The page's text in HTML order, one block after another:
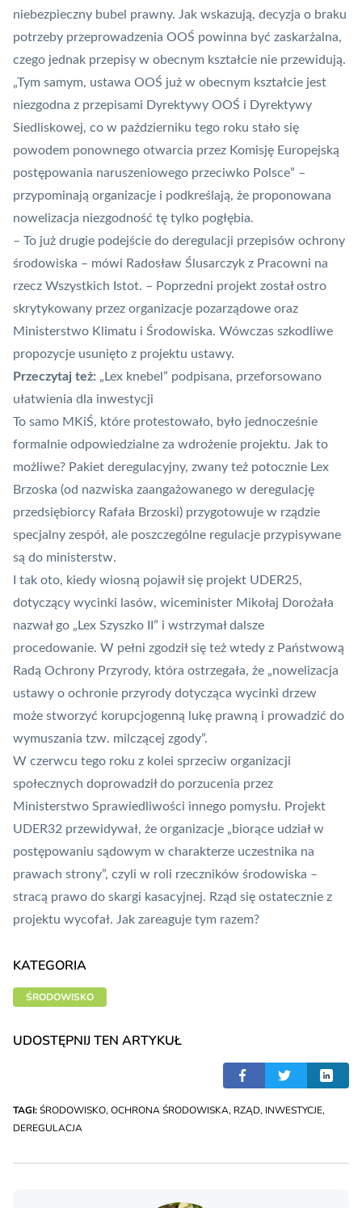
niebezpieczny bubel prawny. Jak wskazują, decyzja o braku
potrzeby przeprowadzenia OOŚ powinna być zaskarżalna,
czego jednak przepisy w obecnym kształcie nie przewidują.
„Tym samym, ustawa OOŚ już w obecnym kształcie jest
niezgodna z przepisami Dyrektywy OOŚ i Dyrektywy
Siedliskowej, co w październiku tego roku stało się
powodem ponownego otwarcia przez Komisję Europejską
postępowania naruszeniowego przeciwko Polsce” –
przypominają organizacje i podkreślają, że proponowana
nowelizacja niezgodność tę tylko pogłębia.
– To już drugie podejście do deregulacji przepisów ochrony
środowiska – mówi Radosław Ślusarczyk z Pracowni na
rzecz Wszystkich Istot. – Poprzedni projekt został ostro
skrytykowany przez organizacje pozarządowe oraz
Ministerstwo Klimatu i Środowiska. Wówczas szkodliwe
propozycje usunięto z projektu ustawy.
Przeczytaj też: „Lex knebel” podpisana, przeforsowano
ułatwienia dla inwestycji
To samo MKiŚ, które protestowało, było jednocześnie
formalnie odpowiedzialne za wdrożenie projektu. Jak to
możliwe? Pakiet deregulacyjny, zwany też potocznie Lex
Brzoska (od nazwiska zaangażowanego w deregulację
przedsiębiorcy Rafała Brzoski) przygotowuje w rządzie
specjalny zespół, ale poszczególne regulacje przypisywane
są do ministerstw.
I tak oto, kiedy wiosną pojawił się projekt UDER25,
dotyczący wycinki lasów, wiceminister Mikołaj Dorożała
nazwał go „Lex Szyszko II” i wstrzymał dalsze
procedowanie. W pełni zgodził się też wtedy z Państwową
Radą Ochrony Przyrody, która ostrzegała, że „nowelizacja
ustawy o ochronie przyrody dotycząca wycinki drzew
może stworzyć korupcjogenną lukę prawną i prowadzić do
wymuszania tzw. milczącej zgody”.
W czerwcu tego roku z kolei sprzeciw organizacji
społecznych doprowadził do porzucenia przez
Ministerstwo Sprawiedliwości innego pomysłu. Projekt
UDER32 przewidywał, że organizacje „biorące udział w
postępowaniu sądowym w charakterze uczestnika na
prawach strony”, czyli w roli rzeczników środowiska –
stracą prawo do skargi kasacyjnej. Rząd się ostatecznie z
projektu wycofał. Jak zareaguje tym razem?
KATEGORIA
ŚRODOWISKO
UDOSTĘPNIJ TEN ARTYKUŁ
TAGI:ŚRODOWISKO, OCHRONA ŚRODOWISKA, RZĄD, INWESTYCJE,
DEREGULACJA